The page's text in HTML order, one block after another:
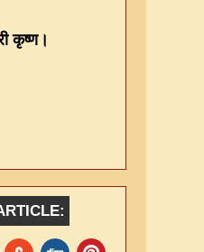
कृष्ण।